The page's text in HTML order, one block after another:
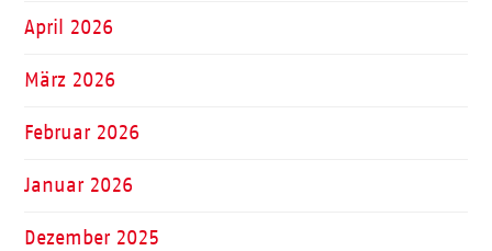
April 2026
März 2026
Februar 2026
Januar 2026
Dezember 2025